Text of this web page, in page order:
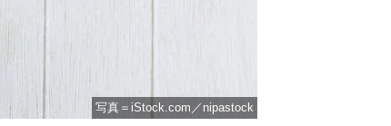
写真＝iStock.com／nipastock